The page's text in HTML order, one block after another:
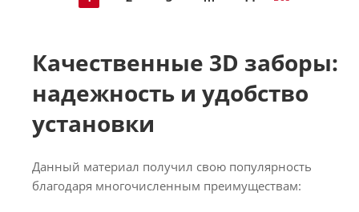
Качественные 3D заборы:
надежность и удобство
установки
Данный материал получил свою популярность
благодаря многочисленным преимуществам: